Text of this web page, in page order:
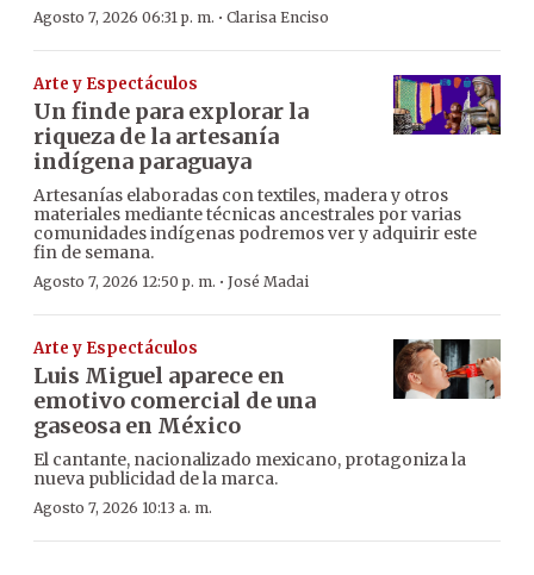
Agosto 7, 2026 06:31 p. m. · Clarisa Enciso
Arte y Espectáculos
Un finde para explorar la
riqueza de la artesanía
indígena paraguaya
Artesanías elaboradas con textiles, madera y otros
materiales mediante técnicas ancestrales por varias
comunidades indígenas podremos ver y adquirir este
fin de semana.
Agosto 7, 2026 12:50 p. m. · José Madai
Arte y Espectáculos
Luis Miguel aparece en
emotivo comercial de una
gaseosa en México
El cantante, nacionalizado mexicano, protagoniza la
nueva publicidad de la marca.
Agosto 7, 2026 10:13 a. m.